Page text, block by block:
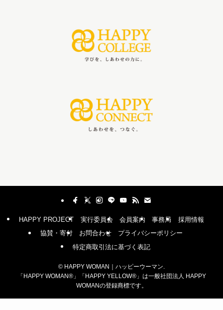
HAPPY PROJECT 実行委員会 会員案内 事務局
採用情報
協賛・寄付
お問合わせ
プライバシーポリシー
特定商取引法に基づく表記
© HAPPY WOMAN｜ハッピーウーマン.
「HAPPY WOMAN®︎」「HAPPY YELLOW®︎」は一般社団法人 HAPPY
WOMANの登録商標です。